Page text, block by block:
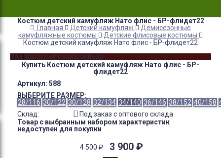
Костюм детский камуфляж Нато флис - БР-флидет22
Главная
Детский камуфляж
Демисезонные
камуфляжные костюмы
Детские флисовые костюмы
Костюм детский камуфляж Нато флис - БР-флидет22
-13%
Под заказ с оптового склада
Купить Костюм детский камуфляж Нато флис - БР-
флидет22
Артикул: 588
ВЫБЕРИТЕ РАЗМЕР:
28/116 30/122 30/128 32/134 34/140 36/146 38/152 40/158
Склад:
Под заказ с оптового склада
Товар с выбранным набором характеристик
недоступен для покупки
4 500 ₽ 3 900 ₽